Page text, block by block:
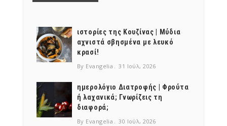
ιστορίες της Κουζίνας | Μύδια
αχνιστά σβησμένα με λευκό
κρασί!
By Evangelia 31 Ιούλ, 2026
ημερολόγιο Διατροφής | Φρούτα
ή λαχανικά; Γνωρίζεις τη
διαφορά;
By Evangelia 30 Ιούλ, 2026
Get ti
your favorite
products